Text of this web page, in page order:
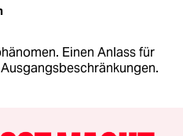
Einen Anlass für